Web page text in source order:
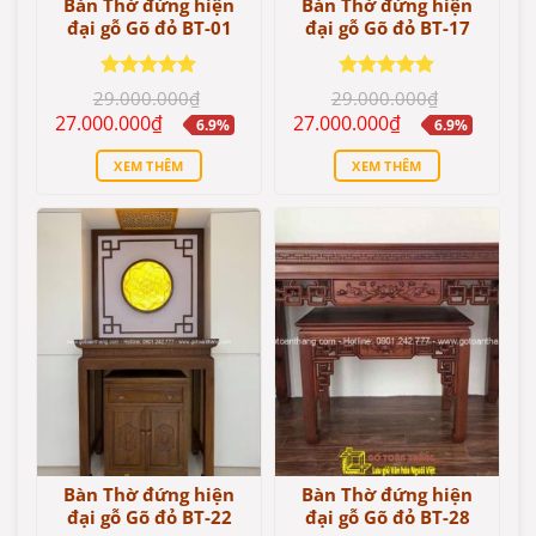
Bàn Thờ đứng hiện
đại gỗ Gõ đỏ BT-01
Được xếp
hạng55
sao
29.000.000₫
Giá
gốc
29.000.000₫.
27.000.000₫Giá
hiện
tại
là:
27.000.000₫.
6.9%
XEM THÊM
Bàn Thờ đứng hiện
đại gỗ Gõ đỏ BT-17
Được xếp
hạng55
sao
29.000.000₫
Giá
gốc
29.000.000₫.
27.000.000₫Giá
hiện
tại
là:
27.000.000₫.
6.9%
XEM THÊM
Bàn Thờ đứng hiện
đại gỗ Gõ đỏ BT-22
Bàn Thờ đứng hiện
đại gỗ Gõ đỏ BT-28